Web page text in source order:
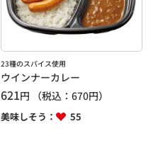
23種のスパイス使用
ウインナーカレー
621円 （税込：670円）
美味しそう： 55